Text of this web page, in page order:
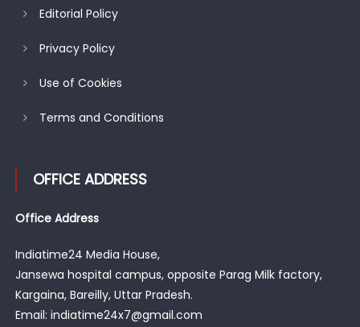
Editorial Policy
Privacy Policy
Use of Cookies
Terms and Conditions
OFFICE ADDRESS
Office Address
Indiatime24 Media House,
Jansewa hospital campus, opposite Parag Milk factory,
Kargaina, Bareilly, Uttar Pradesh.
Email: indiatime24x7@gmail.com